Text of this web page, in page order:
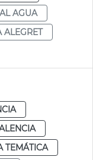
AGUA
ALEGRET
TEMÁTICA